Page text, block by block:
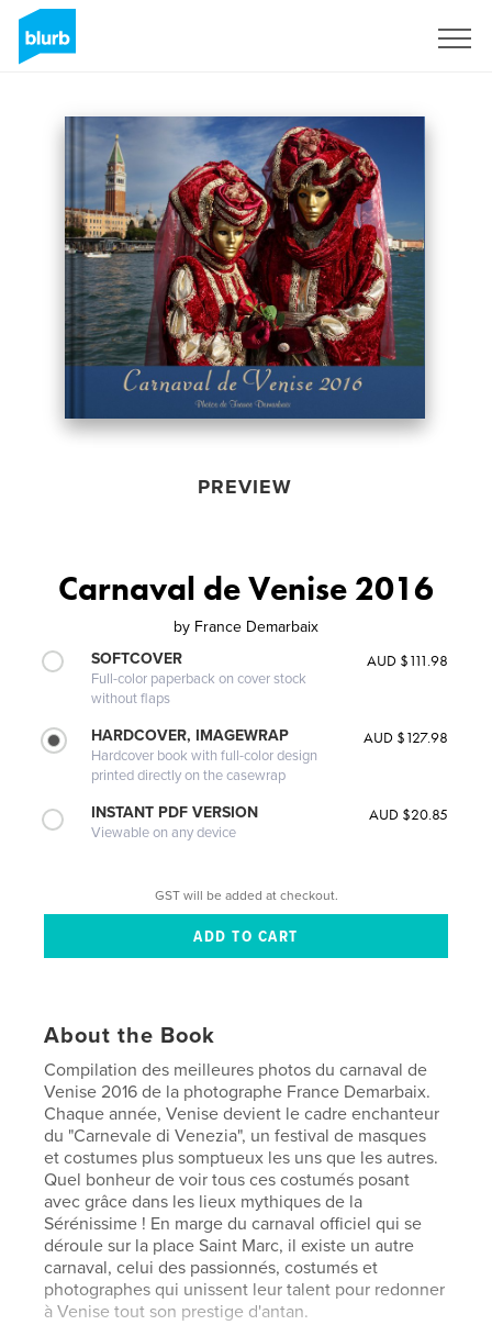
PREVIEW
Carnaval de Venise 2016
by France Demarbaix
SOFTCOVER
Full-color paperback on cover stock
without flaps
AUD $111.98
HARDCOVER, IMAGEWRAP
Hardcover book with full-color design
printed directly on the casewrap
AUD $127.98
INSTANT PDF VERSION
Viewable on any device
AUD $20.85
GST will be added at checkout.
About the Book
Compilation des meilleures photos du carnaval de
Venise 2016 de la photographe France Demarbaix.
Chaque année, Venise devient le cadre enchanteur
du "Carnevale di Venezia", un festival de masques
et costumes plus somptueux les uns que les autres.
Quel bonheur de voir tous ces costumés posant
avec grâce dans les lieux mythiques de la
Sérénissime ! En marge du carnaval officiel qui se
déroule sur la place Saint Marc, il existe un autre
carnaval, celui des passionnés, costumés et
photographes qui unissent leur talent pour redonner
à Venise tout son prestige d'antan.